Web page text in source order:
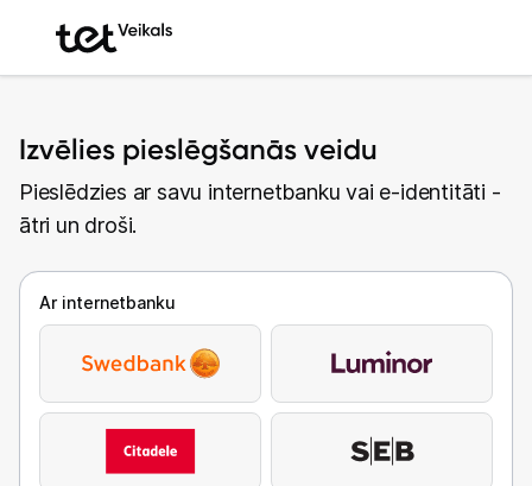
Izvēlies pieslēgšanās veidu
Pieslēdzies ar savu internetbanku vai e-identitāti -
ātri un droši.
Ar internetbanku